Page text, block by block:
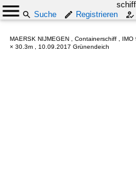
Suche
Registrieren
MAERSK NIJMEGEN , Containerschiff ,
× 30.3m , 10.09.2017 Grünendeich